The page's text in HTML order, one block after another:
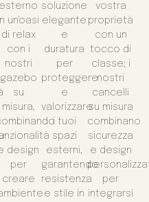
esterno
un'oasi
di relax
con i
nostri
gazebo
su
misura,
design
per
creare
soluzione
elegante
e
duratura
per
proteggere
e
valorizzare
i tuoi
spazi
esterni,
garantendo
resistenza
e stile in
vostra
proprietà
con un
tocco di
classe; i
nostri
cancelli
su misura
combinano
sicurezza
e design
per
integrarsi